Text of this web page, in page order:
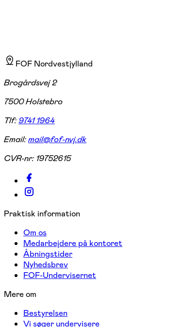
FOF Nordvestjylland
Brogårdsvej 2
7500 Holstebro
Tlf:9741 1964
Email:mail@fof-nvj.dk
CVR-nr: 19752615
Praktisk information
Om os
Medarbejdere på kontoret
Åbningstider
Nyhedsbrev
FOF-Undervisernet
Mere om
Bestyrelsen
Vi søger undervisere